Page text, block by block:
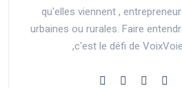
qu'elles viennent ,
urbaines ou rurales. Faire
,c'est le défi de